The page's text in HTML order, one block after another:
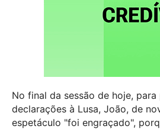
No final da sessão de hoje,
declarações à Lusa, João, de
espetáculo "foi engraçado",